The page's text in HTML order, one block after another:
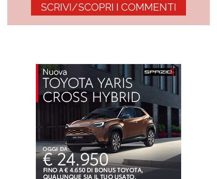
SCRIVI/SCOPRI I COMMENTI